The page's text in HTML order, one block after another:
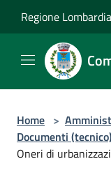
Regione Lombardia
Home >
Documenti
Oneri di